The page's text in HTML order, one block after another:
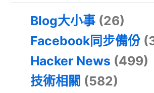
Blog大小事 (26)
Facebook同步備份
Hacker News (499)
技術相關 (582)